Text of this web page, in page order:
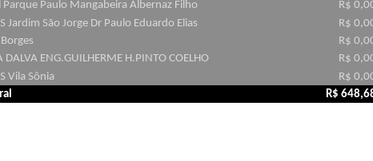
Parque Paulo Mangabeira Albernaz Filho
R$
Jardim São Jorge Dr Paulo Eduardo Elias
R$
R$
DALVA ENG.GUILHERME H.PINTO COELHO
R$
Vila Sônia
R$
R$